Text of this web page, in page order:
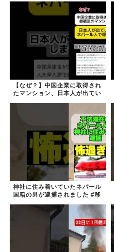
【なぜ？】中国企業に取得され
たマンション、日本人が出てい
神社に住み着いていたネパール
国籍の男が逮捕されました #移